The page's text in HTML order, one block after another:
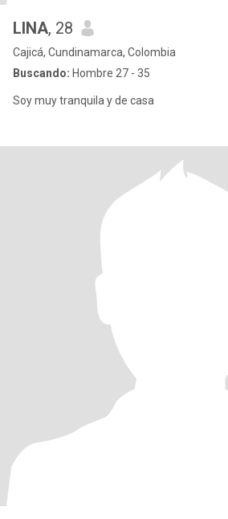
LINA, 28
Cajicá, Cundinamarca, Colombia
Buscando: Hombre 27 - 35
Soy muy tranquila y de casa